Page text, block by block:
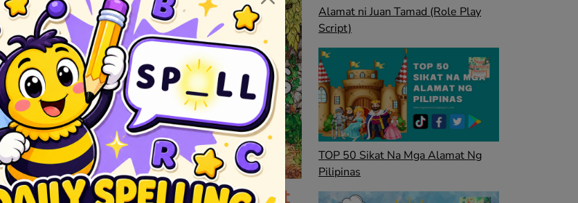
Ang Uwak At
Ang Lobo at
Alamat ni Juan Tamad (Role Play
Script)
TOP 50 Sikat Na Mga Alamat Ng
Pilipinas